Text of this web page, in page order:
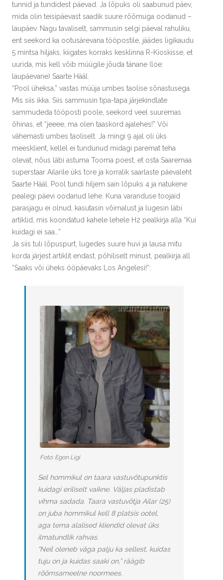
tunnid ja tundidest päevad. Ja lõpuks oli saabunud päev,
mida olin teisipäevast saadik suure rõõmuga oodanud –
laupäev. Nagu tavaliselt, sammusin selgi päeval rahuliku,
ent seekord ka ootusärevana tööpostile, jäädes ligikaudu
5 mintsa hiljaks, kiigates korraks kesklinna R-Kioskisse, et
uurida, mis kell võib müügile jõuda tänane (loe:
laupäevane) Saarte Hääl.
“Pool üheksa,” vastas müüja umbes taolise sõnastusega.
Mis siis ikka. Siis sammusin tipa-tapa järjekindlate
sammudeda tööposti poole, seekord veel suuremas
õhinas, et “jeeee, ma olen taaskord ajalehes!” Või
vähemasti umbes taoliselt. Ja mingi 9 ajal oli üks
meesklient, kellel ei tundunud midagi paremat teha
olevat, nõus läbi astuma Tooma poest, et osta Saaremaa
superstaar Ailarile üks tore ja korralik saarlaste päevaleht
Saarte Hääl. Pool tundi hiljem sain lõpuks 4 ja natukene
pealegi päevi oodanud lehe. Kuna varanduse toojaid
parasjagu ei olnud, kasutasin võimalust ja lugesin läbi
artiklid, mis koondatud kahele lehele H2 pealkirja alla “Kui
kuidagi ei saa…”
Ja siis tuli lõpuspurt, lugedes suure huvi ja lausa mitu
korda järjest artiklit endast, põhiliselt minust, pealkirja all
“Saaks või üheks ööpäevaks Los Angelesi!”:
Foto: Egon Ligi
Sel hommikul on taara vastuvõtupunktis
kuidagi eriliselt vaikne. Väljas pladistab
vihma sadada. Taara vastuvõtja Ailar (25)
on juba hommikul kell 8 platsis ootel,
aga tema alalised kliendid olevat üks
ilmatundlik rahvas.
“Neil oleneb väga palju ka sellest, kuidas
tuju on ja kuidas saaki on,” räägib
rõõmsameelne noormees.